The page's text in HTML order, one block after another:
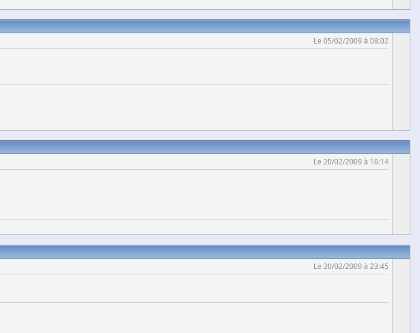
Le 05/02/2009 à 08:02
Le 20/02/2009 à 16:14
Le 20/02/2009 à 23:45